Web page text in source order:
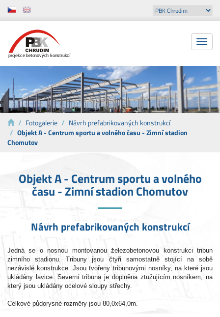
Toggle
projekce betonových konstrukcí
Fotogalerie
Návrh prefabrikovaných konstrukcí
Objekt A - Centrum sportu a volného času - Zimní stadion
Chomutov
Objekt A - Centrum sportu a volného
času - Zimní stadion Chomutov
Návrh prefabrikovaných konstrukcí
Jedná se o nosnou montovanou železobetonovou konstrukci tribun
zimního stadionu. Tribuny jsou čtyři samostatně stojící na sobě
nezávislé konstrukce. Jsou tvořeny tribunovými nosníky, na které jsou
ukládány lavice. Severní tribuna je doplněna ztužujícím nosníkem, na
který jsou ukládány ocelové sloupy střechy.
Celkové půdorysné rozměry jsou 80,0x64,0m.